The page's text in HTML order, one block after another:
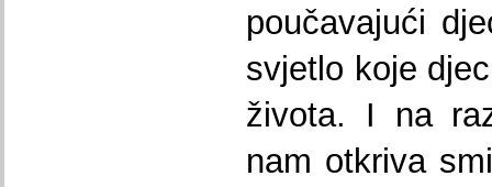
poučavajući
svjetlo koje
života. I na
nam otkriva